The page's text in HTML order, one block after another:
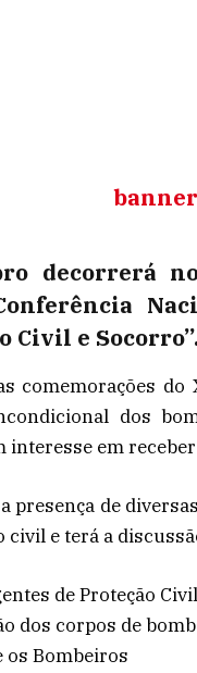
decorrerá
Civil e
comemorações
dos
em
presença de
civil e terá a
de Proteção Civil
dos corpos de
os Bombeiros